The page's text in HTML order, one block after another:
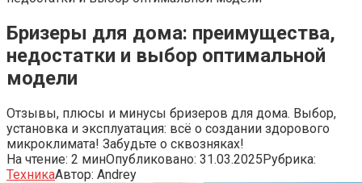
Бризеры для дома: преимущества,
недостатки и выбор оптимальной
модели
Отзывы, плюсы и минусы бризеров для дома. Выбор,
установка и эксплуатация: всё о создании здорового
микроклимата! Забудьте о сквозняках!
На чтение: 2 минОпубликовано: 31.03.2025Рубрика:
ТехникаАвтор: Andrey